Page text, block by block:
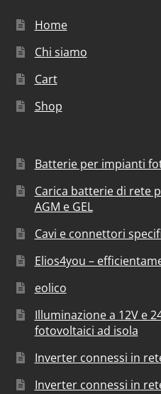
Home
Chi siamo
Cart
Shop
Batterie per impianti
Carica batterie di rete
AGM e GEL
Cavi e connettori
Elios4you –
eolico
Illuminazione a 12V e
fotovoltaici ad isola
Inverter connessi in
Inverter connessi in